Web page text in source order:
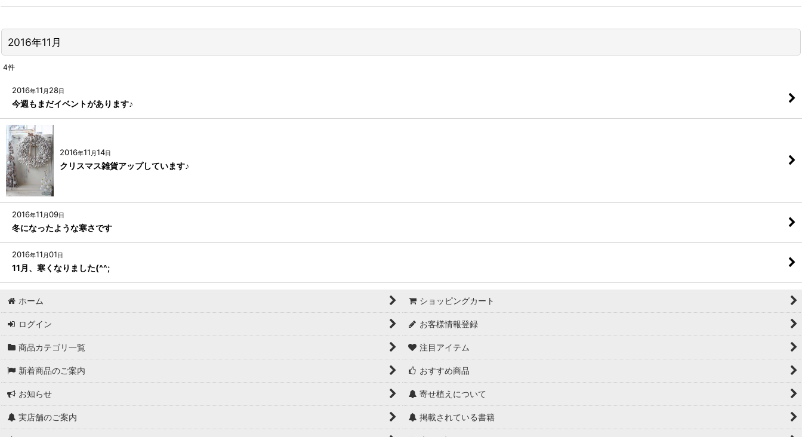
2016年11月
4件
2016年11 月 28日
今週もまだイベントがあります♪
2016年11 月14日
クリスマス雑貨アップしています♪
2016年11 月09日
冬になったような寒さです
2016年11 月01日
11月、寒くなりました(^^;
ホーム ショッピングカート
ログイン お客様情報登録
商品カテゴリ一覧 注目アイテム
新着商品のご案内 おすすめ商品
お知らせ 寄せ植えについて
実店舗のご案内 掲載されている書籍